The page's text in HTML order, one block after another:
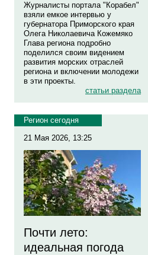
Журналисты портала "Корабел"
взяли емкое интервью у
губернатора Приморского края
Олега Николаевича Кожемяко
Глава региона подробно
поделился своим видением
развития морских отраслей
региона и включении молодежи
в эти проекты.
статьи раздела
Регион сегодня
21 Мая 2026, 13:25
Почти лето:
идеальная погода